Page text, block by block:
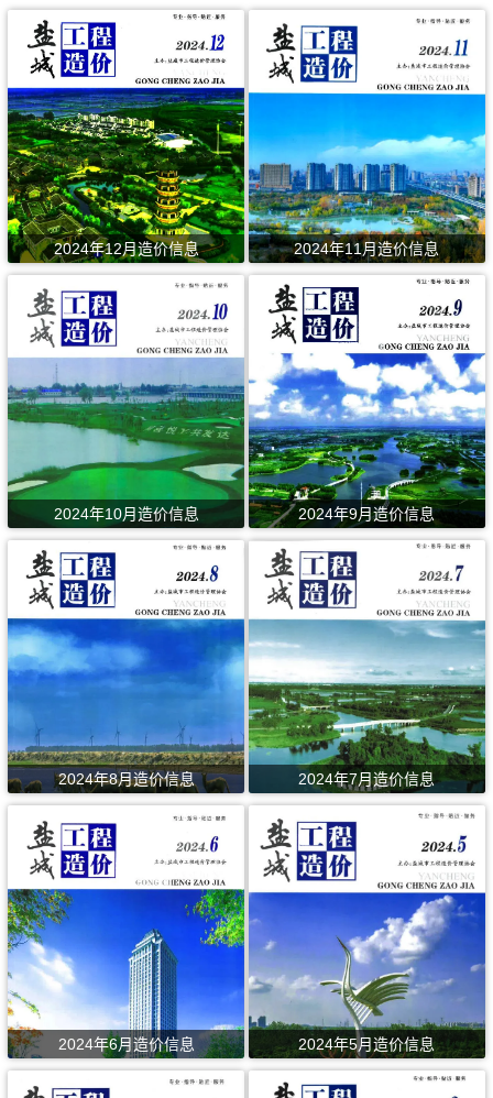
2024年12月造价信息 2024年11月造价信息
2024年10月造价信息 2024年9月造价信息
2024年8月造价信息 2024年7月造价信息
2024年6月造价信息 2024年5月造价信息